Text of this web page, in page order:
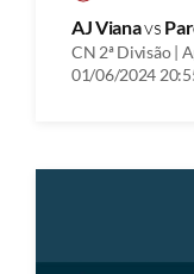
AJ Vianavs
CN 2ª Divisão |
01/06/2024